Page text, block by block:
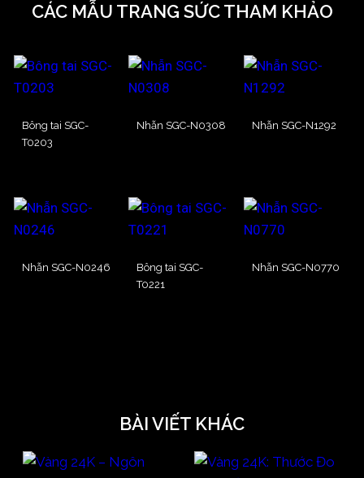
CÁC MẪU TRANG SỨC THAM KHẢO
Bông tai SGC-
T0203
Nhẫn SGC-N0308 Nhẫn SGC-N1292
Nhẫn SGC-N0246
Bông tai SGC-
T0221
Nhẫn SGC-N0770
BÀI VIẾT KHÁC